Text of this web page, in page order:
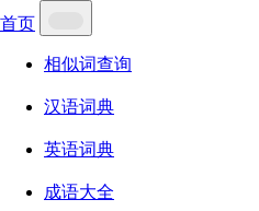
首页
相似词查询
汉语词典
英语词典
成语大全